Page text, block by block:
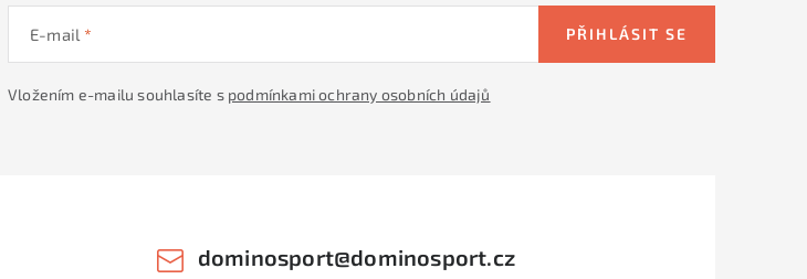
E-mail
Vložením e-mailu souhlasíte s podmínkami ochrany osobních údajů
PŘIHLÁSIT SE
dominosport@dominosport.cz